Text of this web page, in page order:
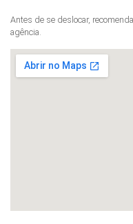
Antes de se deslocar,
agência.